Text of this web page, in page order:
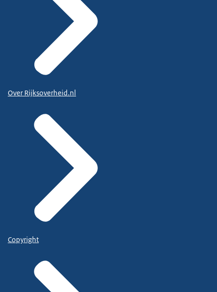
Over Rijksoverheid.nl
Copyright